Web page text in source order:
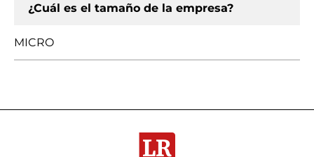
¿Cuál es el tamaño de la empresa?
MICRO